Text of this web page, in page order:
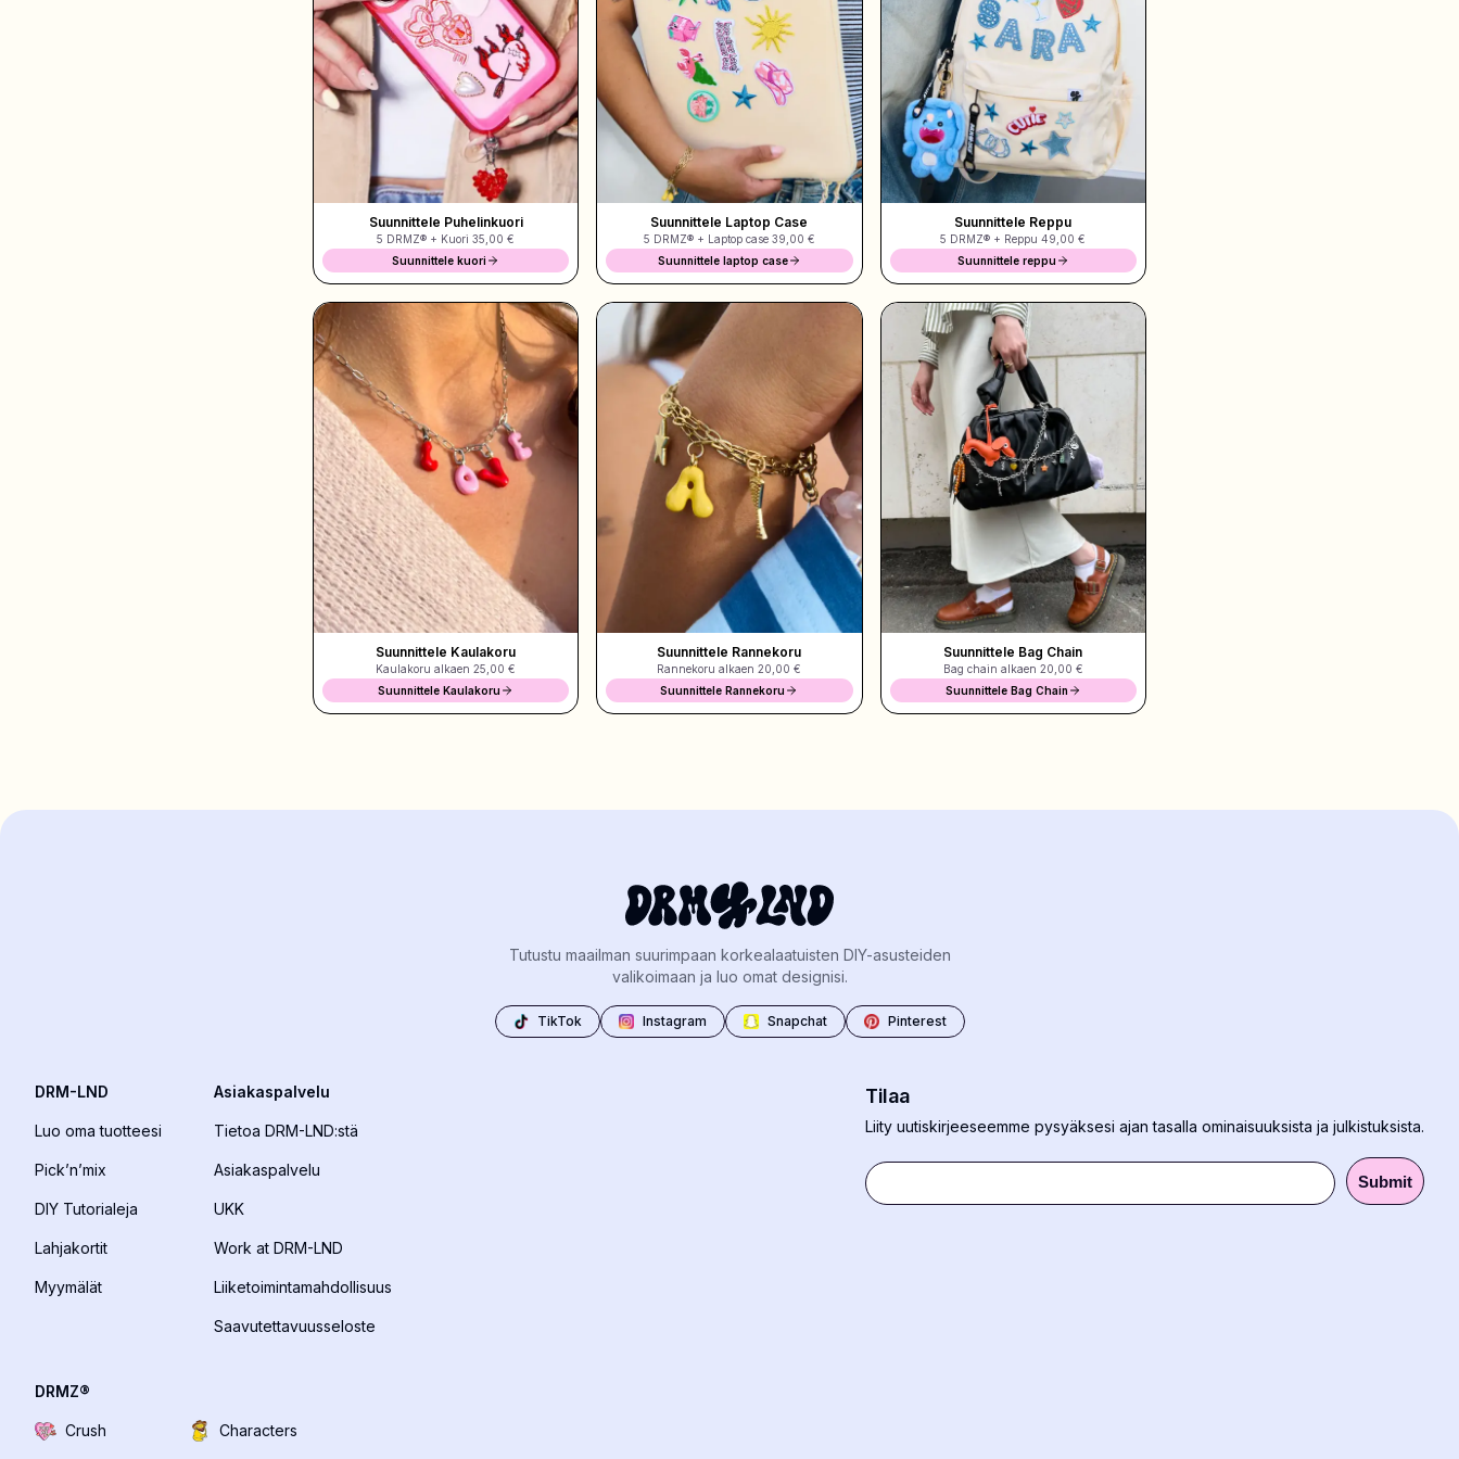
Tonneittain riipuksia. Löydä suosikkisi.
Omat tilaukset
Suunnittele Puhelinkuori
5 DRMZ® + Kuori 35,00 €
Suunnittele kuori
Suunnittele Laptop Case
5 DRMZ® + Laptop case 39,00 €
Suunnittele laptop case
Suunnittele Reppu
5 DRMZ® + Reppu 49,00 €
Suunnittele reppu
Suunnittele Kaulakoru
Kaulakoru alkaen 25,00 €
Suunnittele Kaulakoru
Suunnittele Rannekoru
Rannekoru alkaen 20,00 €
Suunnittele Rannekoru
Suunnittele Bag Chain
Bag chain alkaen 20,00 €
Suunnittele Bag Chain
Tutustu maailman suurimpaan korkealaatuisten DIY-asusteiden
valikoimaan ja luo omat designisi.
TikTok Instagram Snapchat Pinterest
DRM-LND
Luo oma tuotteesi
Pick’n’mix
DIY Tutorialeja
Lahjakortit
Myymälät
Asiakaspalvelu
Tietoa DRM-LND:stä
Asiakaspalvelu
UKK
Work at DRM-LND
Liiketoimintamahdollisuus
Saavutettavuusseloste
DRMZ®
Crush Characters
Tilaa
Liity uutiskirjeeseemme pysyäksesi ajan tasalla ominaisuuksista ja julkistuksista.
Submit